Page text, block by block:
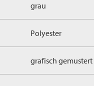
grau
Polyester
grafisch gemustert